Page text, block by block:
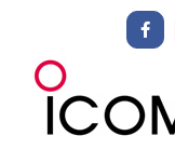
springen